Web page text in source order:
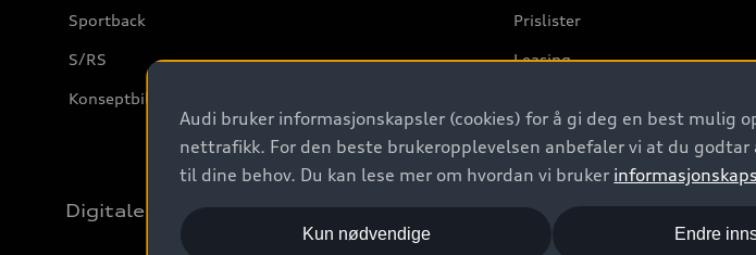
Sportback
S/RS
Konseptbiler og prototyper
Prislister
Leasing
Audi Forsikring
Digitale tjenester Audi Norge
Audi bruker informasjonskapsler (cookies) for å gi deg en best
nettrafikk. For den beste brukeropplevelsen anbefaler vi at du
til dine behov. Du kan lese mer om hvordan vi bruker
Kun nødvendige Endre